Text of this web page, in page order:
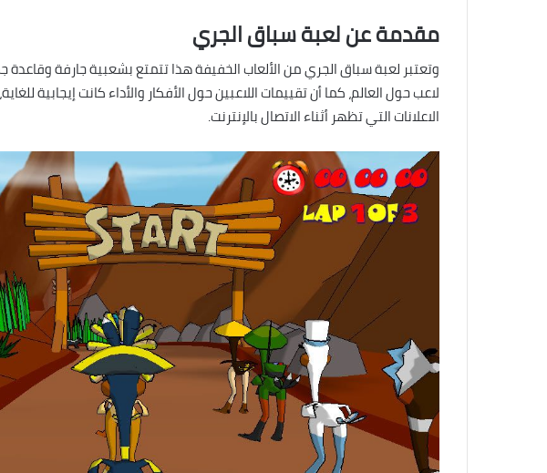
مقدمة عن لعبة سباق الجري
لاعب حول العالم، كما أن تقييمات اللاعبين حول الأفكار والأداء كانت إيجابية
الاعلانات التي تظهر أثناء الاتصال بالإنترنت.